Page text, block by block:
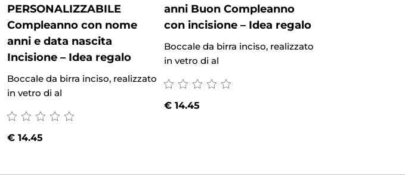
PERSONALIZZABILE
Compleanno con nome
anni e data nascita
Incisione – Idea regalo
Boccale da birra inciso, realizzato
in vetro di al
€ 14.45
anni Buon Compleanno
con incisione – Idea regalo
Boccale da birra inciso, realizzato
in vetro di al
€14.45